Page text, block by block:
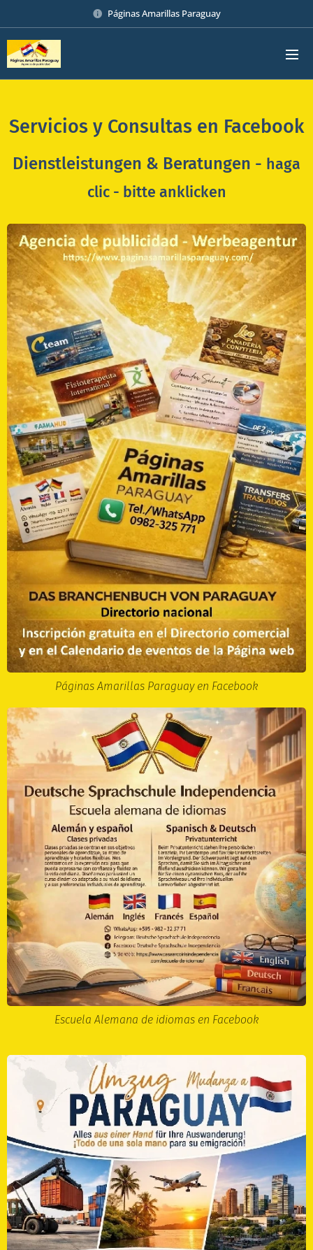
Páginas Amarillas Paraguay
Servicios y Consultas en Facebook
Dienstleistungen & Beratungen - haga
clic - bitte anklicken
Páginas Amarillas Paraguay en Facebook
Escuela Alemana de idiomas en Facebook